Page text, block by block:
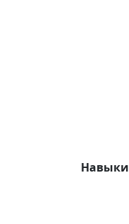
Навыки